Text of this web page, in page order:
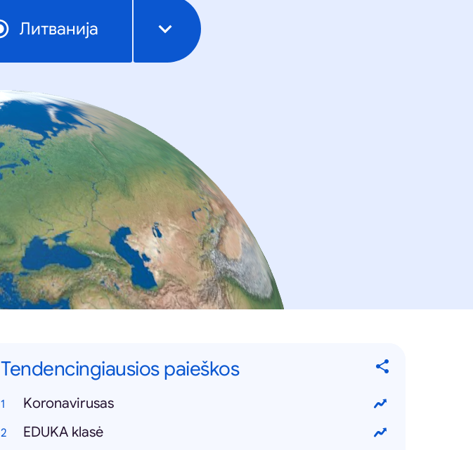
Литванија
Tendencingiausios paieškos
Koronavirusas
EDUKA klasė